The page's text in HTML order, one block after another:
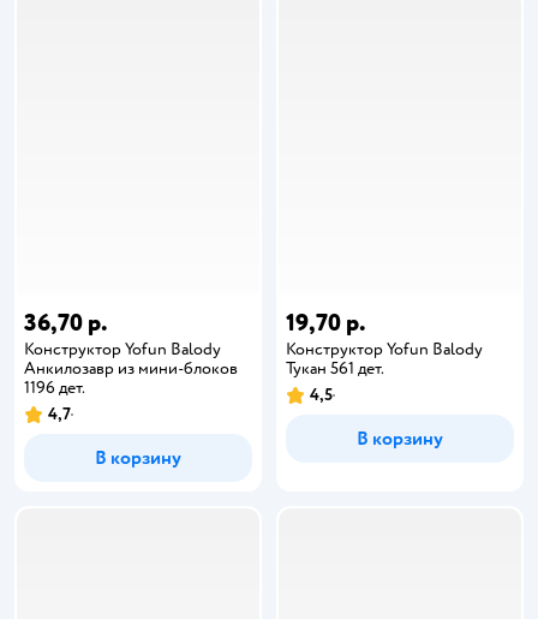
36,70 р.
Конструктор Yofun Balody
Анкилозавр из мини-блоков
1196 дет.
4,7
В корзину
19,70 р.
Конструктор Yofun Balody
Тукан 561 дет.
4,5
В корзину